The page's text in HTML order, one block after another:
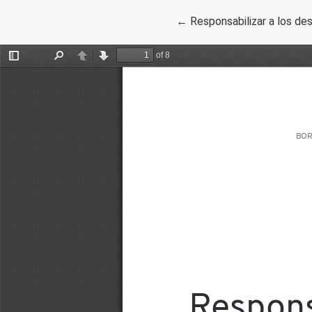
← Volver a los detalles del
Responsabilizar a los